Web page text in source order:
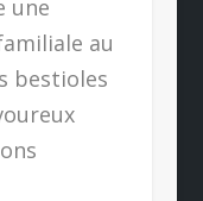
une
au
bestioles